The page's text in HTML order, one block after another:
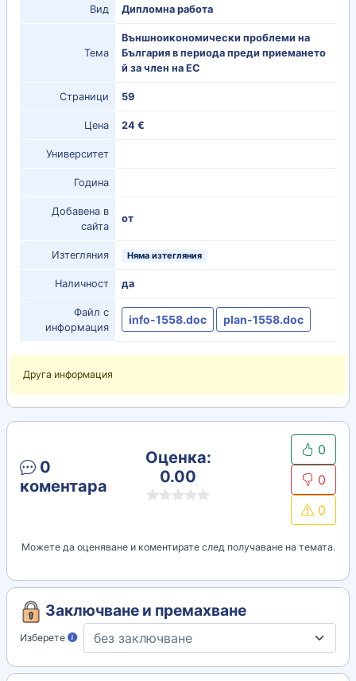
Вид Дипломна работа
Тема
Външноикономически проблеми на
България в периода преди приемането
й за член на ЕС
Страници 59
Цена 24 €
Университет
Година
Добавена в
сайта
от
Изтегляния Няма изтегляния
Наличност да
Файл с
информация
info-1558.doc plan-1558.doc
Друга информация
0
коментара
Оценка:
0.00
0
0
0
Можете да оценяване и коментирате след получаване на темата.
Заключване и премахване
Изберете